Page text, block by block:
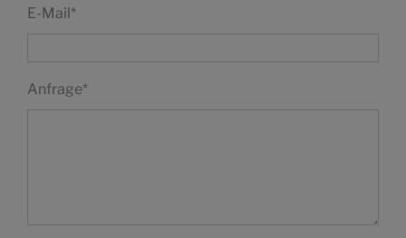
E-Mail*
Anfrage*